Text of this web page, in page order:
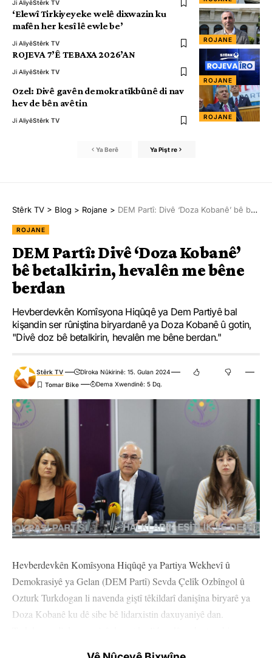
Ji AliyêStêrk TV
ROJANE
‘Elewî Tirkiyeyeke welê dixwazin ku
mafên her kesî lê ewle be’
Ji AliyêStêrk TV
ROJANE
ROJEVA 7’Ê TEBAXA 2026’AN
Ji AliyêStêrk TV
ROJANE
Ozel: Divê gavên demokratîkbûnê di nav
hev de bên avêtin
Ji AliyêStêrk TV
Ya Berê Ya Pişt re
Stêrk TV > Blog > Rojane > DEM Partî: Divê ‘Doza Kobanê’ bê betalkirin, hevalên me bêne berdan
ROJANE
DEM Partî: Divê ‘Doza Kobanê’
bê betalkirin, hevalên me bêne
berdan
Hevberdevkên Komîsyona Hiqûqê ya Dem Partiyê bal
kişandin ser rûniştina biryardanê ya Doza Kobanê û gotin,
"Divê doz bê betalkirin, hevalên me bêne berdan."
Stêrk TV
Dîroka Nûkirinê: 15. Gulan 2024
Dema Xwendinê: 5 Dq.
Hevberdevkên Komîsyona Hiqûqê ya Partiya Wekhevî û
Demokrasiyê ya Gelan (DEM Partî) Sevda Çelîk Ozbîngol û
Ozturk Turkdogan li navenda giştî têkildarî danişîna biryarê ya
Doza Kobanê ku dê sibe bê lidarxistin daxuyaniyê dan.